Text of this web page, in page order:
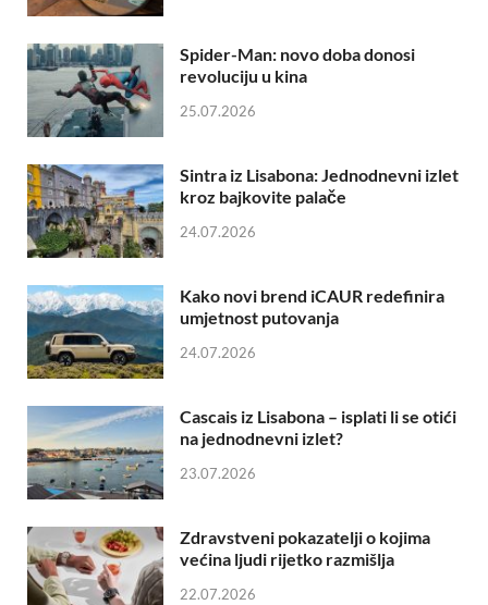
Spider-Man: novo doba donosi
revoluciju u kina
25.07.2026
Sintra iz Lisabona: Jednodnevni izlet
kroz bajkovite palače
24.07.2026
Kako novi brend iCAUR redefinira
umjetnost putovanja
24.07.2026
Cascais iz Lisabona – isplati li se otići
na jednodnevni izlet?
23.07.2026
Zdravstveni pokazatelji o kojima
većina ljudi rijetko razmišlja
22.07.2026